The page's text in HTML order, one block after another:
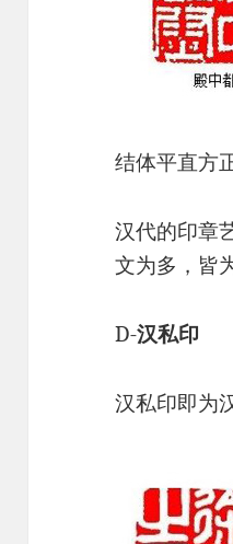
结体平直方
汉代的印章
文为多，皆
D-汉私印
汉私印即为